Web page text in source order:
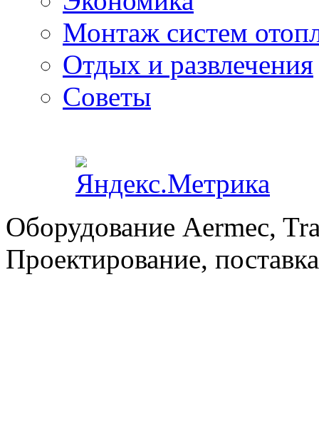
Монтаж систем
Отдых и развлечения
Советы
Оборудование Aermec,
Проектирование,